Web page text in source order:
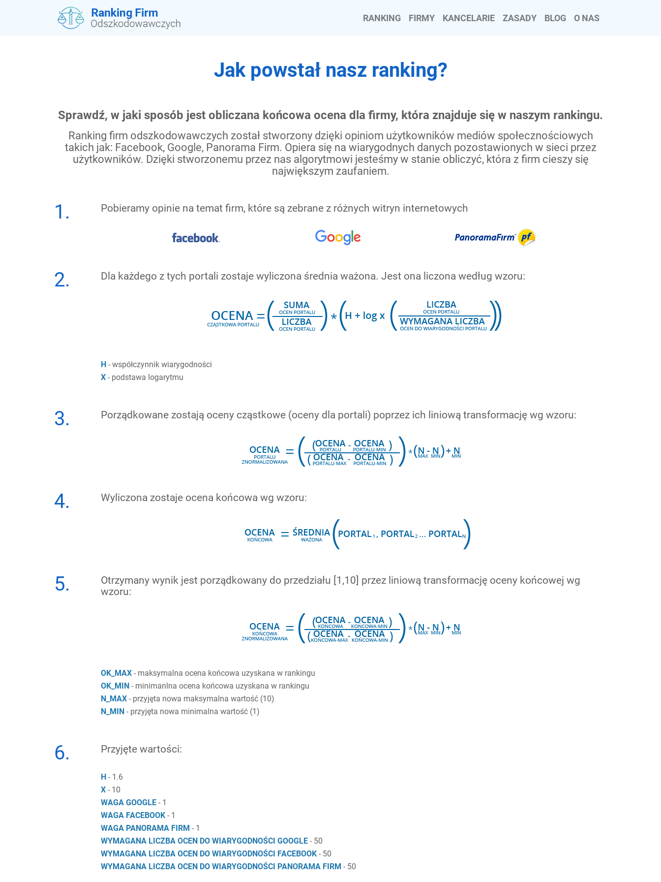
RANKING FIRMY KANCELARIE ZASADY BLOG O NAS
Jak powstał nasz ranking?
Sprawdź, w jaki sposób jest obliczana końcowa ocena dla firmy, która znajduje się w naszym rankingu.
Ranking firm odszkodowawczych został stworzony dzięki opiniom użytkowników mediów społecznościowych
takich jak: Facebook, Google, Panorama Firm. Opiera się na wiarygodnych danych pozostawionych w sieci przez
użytkowników. Dzięki stworzonemu przez nas algorytmowi jesteśmy w stanie obliczyć, która z firm cieszy się
największym zaufaniem.
1. Pobieramy opinie na temat firm, które są zebrane z różnych witryn internetowych
2. Dla każdego z tych portali zostaje wyliczona średnia ważona. Jest ona liczona według wzoru:
H - współczynnik wiarygodności
X - podstawa logarytmu
3. Porządkowane zostają oceny cząstkowe (oceny dla portali) poprzez ich liniową transformację wg wzoru:
4. Wyliczona zostaje ocena końcowa wg wzoru:
5.
Otrzymany wynik jest porządkowany do przedziału [1,10] przez liniową transformację oceny końcowej wg
wzoru:
OK_MAX - maksymalna ocena końcowa uzyskana w rankingu
OK_MIN - minimanlna ocena końcowa uzyskana w rankingu
N_MAX - przyjęta nowa maksymalna wartość (10)
N_MIN - przyjęta nowa minimalna wartość (1)
6. Przyjęte wartości:
H - 1.6
X - 10
WAGA GOOGLE - 1
WAGA FACEBOOK - 1
WAGA PANORAMA FIRM - 1
WYMAGANA LICZBA OCEN DO WIARYGODNOŚCI GOOGLE - 50
WYMAGANA LICZBA OCEN DO WIARYGODNOŚCI FACEBOOK - 50
WYMAGANA LICZBA OCEN DO WIARYGODNOŚCI PANORAMA FIRM - 50